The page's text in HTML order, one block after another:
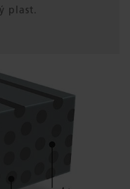
plast.